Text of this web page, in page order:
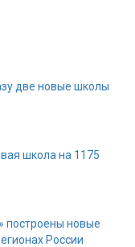
две новые школы
школа на 1175
построены новые
России